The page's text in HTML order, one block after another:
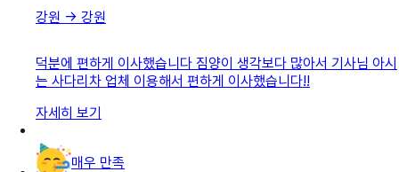
강원 → 강원
덕분에 편하게 이사했습니다 짐양이 생각보다 많아서 기사님 아시
는 사다리차 업체 이용해서 편하게 이사했습니다!!
자세히 보기
매우 만족